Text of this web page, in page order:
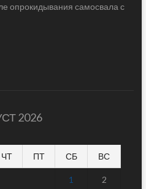
опрокидывания самосвала с
2026
ЧТ ПТ СБ ВС
1 2